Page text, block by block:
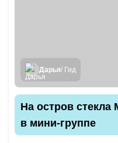
Дарья/ Гид
На остров стекла
в мини-группе